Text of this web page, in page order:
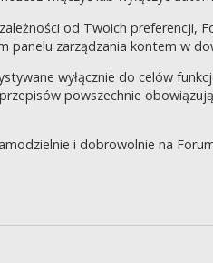
od Twoich preferencji,
panelu zarządzania kontem w
wyłącznie do celów
powszechnie
i dobrowolnie na